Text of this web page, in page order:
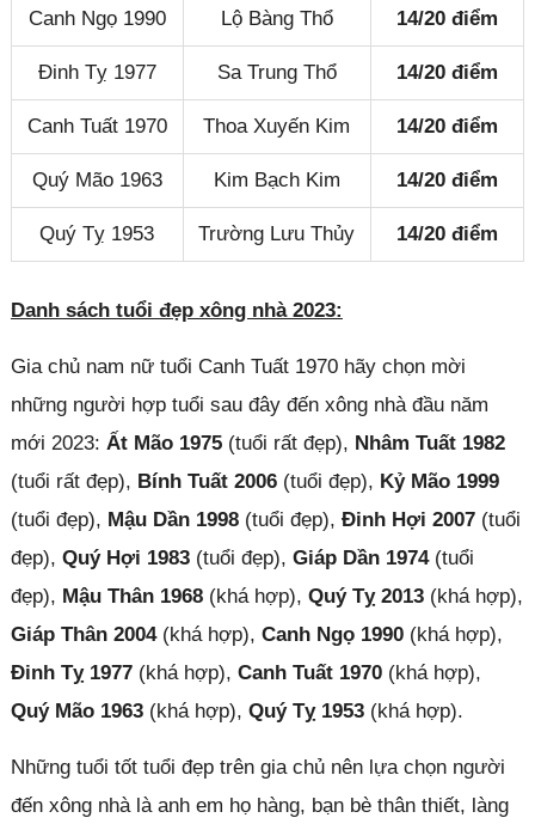
Canh Ngọ 1990 Lộ Bàng Thổ 14/20 điểm
Đinh Tỵ 1977 Sa Trung Thổ 14/20 điểm
Canh Tuất 1970 Thoa Xuyến Kim 14/20 điểm
Quý Mão 1963 Kim Bạch Kim 14/20 điểm
Quý Tỵ 1953 Trường Lưu Thủy 14/20 điểm
Danh sách tuổi đẹp xông nhà 2023:
Gia chủ nam nữ tuổi Canh Tuất 1970 hãy chọn mời
những người hợp tuổi sau đây đến xông nhà đầu năm
mới 2023: Ất Mão 1975(tuổi rất đẹp), Nhâm Tuất 1982
(tuổi rất đẹp), Bính Tuất 2006(tuổi đẹp), Kỷ Mão 1999
(tuổi đẹp), Mậu Dần 1998(tuổi đẹp), Đinh Hợi 2007(tuổi
đẹp), Quý Hợi 1983(tuổi đẹp), Giáp Dần 1974(tuổi
đẹp), Mậu Thân 1968(khá hợp), Quý Tỵ 2013(khá hợp),
Giáp Thân 2004(khá hợp), Canh Ngọ 1990(khá hợp),
Đinh Tỵ 1977(khá hợp), Canh Tuất 1970(khá hợp),
Quý Mão 1963(khá hợp), Quý Tỵ 1953(khá hợp).
Những tuổi tốt tuổi đẹp trên gia chủ nên lựa chọn người
đến xông nhà là anh em họ hàng, bạn bè thân thiết, làng